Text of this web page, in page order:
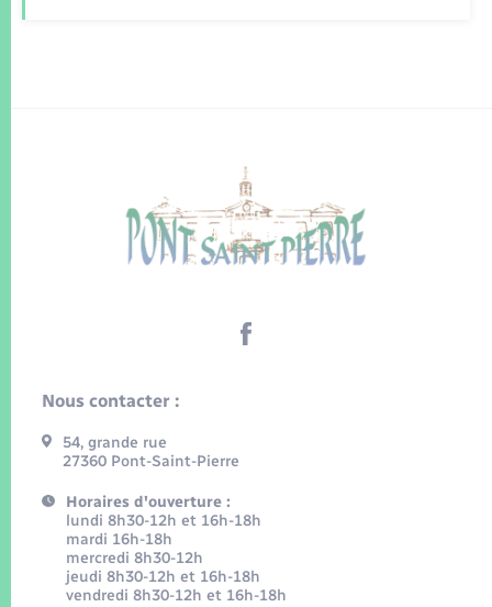
Nous contacter :
54, grande rue
27360 Pont-Saint-Pierre
Horaires d'ouverture :
lundi 8h30-12h et 16h-18h
mardi 16h-18h
mercredi 8h30-12h
jeudi 8h30-12h et 16h-18h
vendredi 8h30-12h et 16h-18h